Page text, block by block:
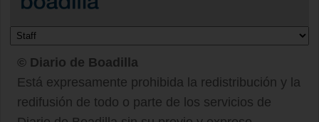
© Diario de Boadilla
Está expresamente prohibida la redistribución y la
redifusión de todo o parte de los servicios de